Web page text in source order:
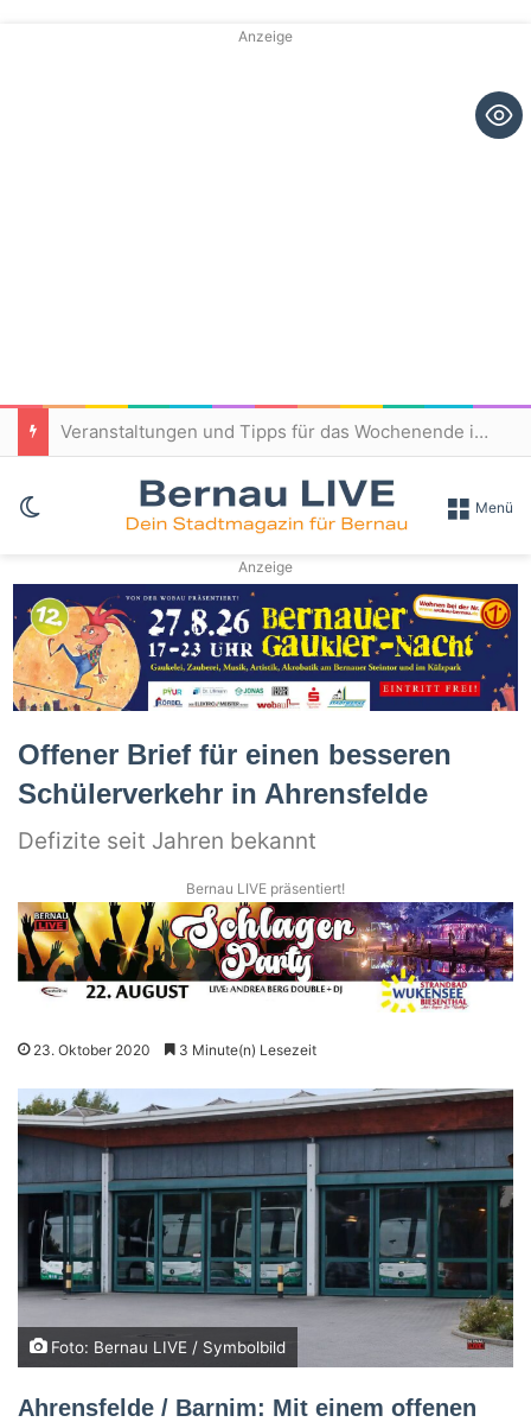
Anzeige
Veranstaltungen und Tipps für das Wochenende in und um Bernau
Skin umschalten Menü
Anzeige
Offener Brief für einen besseren
Schülerverkehr in Ahrensfelde
Defizite seit Jahren bekannt
Bernau LIVE präsentiert!
23. Oktober 2020 3 Minute(n) Lesezeit
Foto: Bernau LIVE / Symbolbild
Ahrensfelde / Barnim: Mit einem offenen